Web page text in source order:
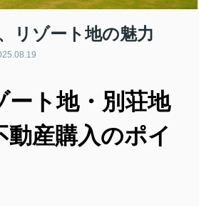
リゾート地の魅力
ート地・別荘地
動産購入のポイ